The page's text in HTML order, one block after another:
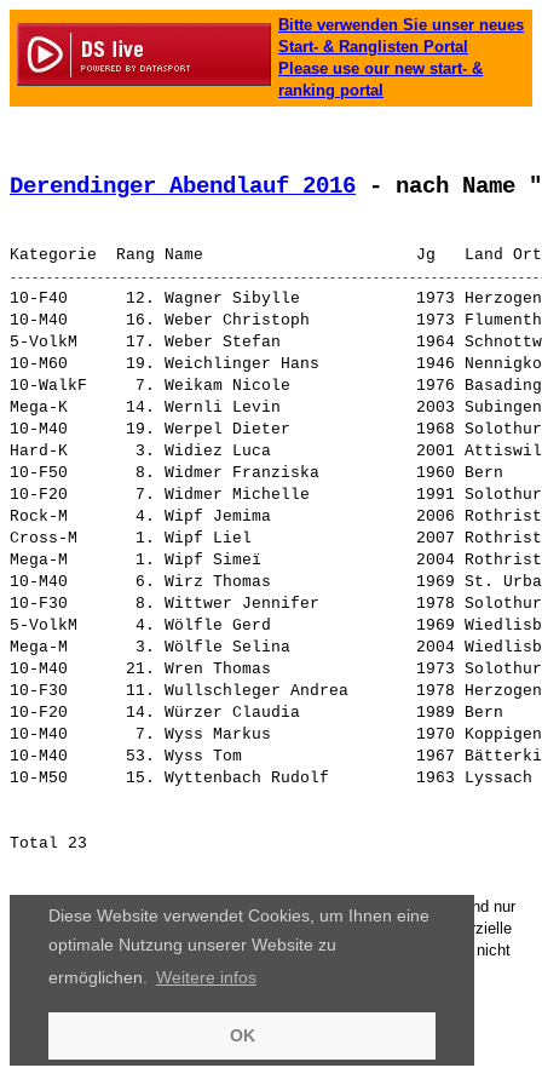
Diese Website verwendet Cookies, um Ihnen eine
optimale Nutzung unserer Website zu
ermöglichen.
Weitere infos
OK
Bitte verwenden Sie unser neues
Start- & Ranglisten Portal
Please use our new start- &
ranking portal
Derendinger Abendlauf 2016 - nach Name
10-F40      12. Wagner Sibylle
1973
10-M40      16. Weber Christoph
1973
5-VolkM     17. Weber Stefan
1964
10-M60      19. Weichlinger Hans
1946
10-WalkF     7. Weikam Nicole
1976
Mega-K      14. Wernli Levin
2003
10-M40      19. Werpel Dieter
1968
Hard-K       3. Widiez Luca
2001
10-F50       8. Widmer Franziska
1960
10-F20       7. Widmer Michelle
1991
Rock-M       4. Wipf Jemima
2006
Cross-M      1. Wipf Liel
2007
Mega-M       1. Wipf Simeï
2004
10-M40       6. Wirz Thomas
1969 St.
10-F30       8. Wittwer Jennifer
1978
5-VolkM      4. Wölfle Gerd
1969
Mega-M       3. Wölfle Selina
2004
10-M40      21. Wren Thomas
1973
10-F30      11. Wullschleger Andrea
1978
10-F20      14. Würzer Claudia
1989
10-M40       7. Wyss Markus
1970
10-M40      53. Wyss Tom
1967
10-M50      15. Wyttenbach Rudolf
Die Ergebnisse, das Bildmaterial und das weitere Datenmaterial sind nur
für den persönlichen Gebrauch zur Verfügung gestellt. Die kommerzielle
Nutzung, Weitergabe ganz oder teilweise und / oder Nachdruck ist nicht
gestattet.